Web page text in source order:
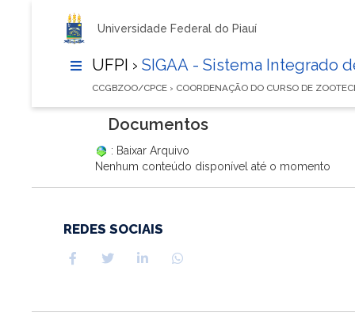
Universidade Federal do Piauí
UFPI › SIGAA - Sistema Integrado
CCGBZOO/CPCE › COORDENAÇÃO DO CURSO DE
Documentos
: Baixar Arquivo
Nenhum conteúdo disponível até o momento
REDES SOCIAIS